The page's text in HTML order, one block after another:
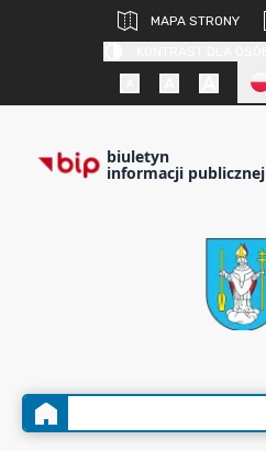
MAPA STRONY
biuletyn
informacji publicznej